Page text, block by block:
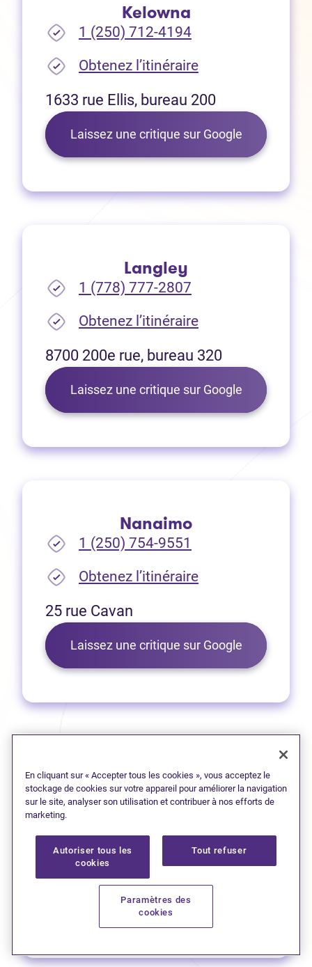
Kelowna
1 (250) 712-4194
Obtenez l’itinéraire(Ouvre dans un
1633 rue Ellis, bureau 200
Laissez une critique sur Google(Ouvre
Langley
1 (778) 777-2807
Obtenez l’itinéraire(Ouvre dans un
8700 200e rue, bureau 320
Laissez une critique sur Google(Ouvre
Nanaimo
1 (250) 754-9551
Obtenez l’itinéraire(Ouvre dans un
25 rue Cavan
Laissez une critique sur Google(Ouvre
Nelson
1 (780) 270-9477
Obtenez l’itinéraire(Ouvre dans un
513 rue Victoria
Laissez une critique sur Google
En cliquant sur « Accepter tous les cookies », vous acceptez le
stockage de cookies sur votre appareil pour améliorer la navigation
sur le site, analyser son utilisation et contribuer à nos efforts de
marketing.
Autoriser tous les
cookies
Tout refuser
Paramètres des
cookies